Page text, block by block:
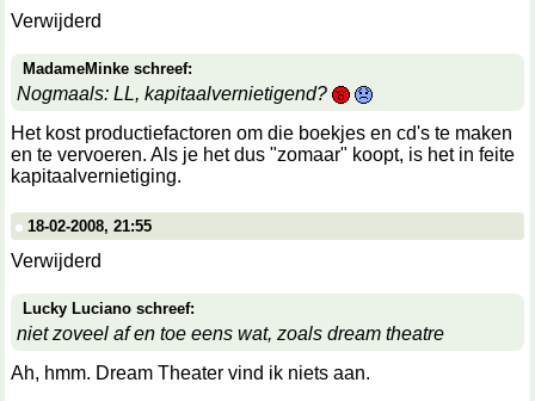
Verwijderd
MadameMinke schreef:
Nogmaals: LL, kapitaalvernietigend?
Het kost productiefactoren om die boekjes en cd's te maken
en te vervoeren. Als je het dus "zomaar" koopt, is het in feite
kapitaalvernietiging.
18-02-2008, 21:55
Verwijderd
Lucky Luciano schreef:
niet zoveel af en toe eens wat, zoals dream theatre
Ah, hmm. Dream Theater vind ik niets aan.